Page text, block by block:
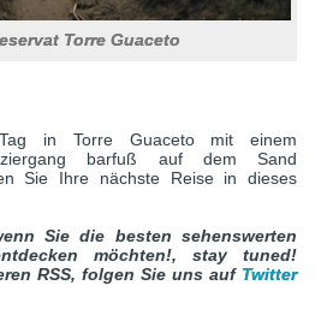
Torre Guaceto
in Torre Guaceto mit einem
barfuß auf dem Sand
Sie Ihre nächste Reise in dieses
Sie die besten sehenswerten
möchten!, stay tuned!
RSS, folgen Sie uns auf Twitter